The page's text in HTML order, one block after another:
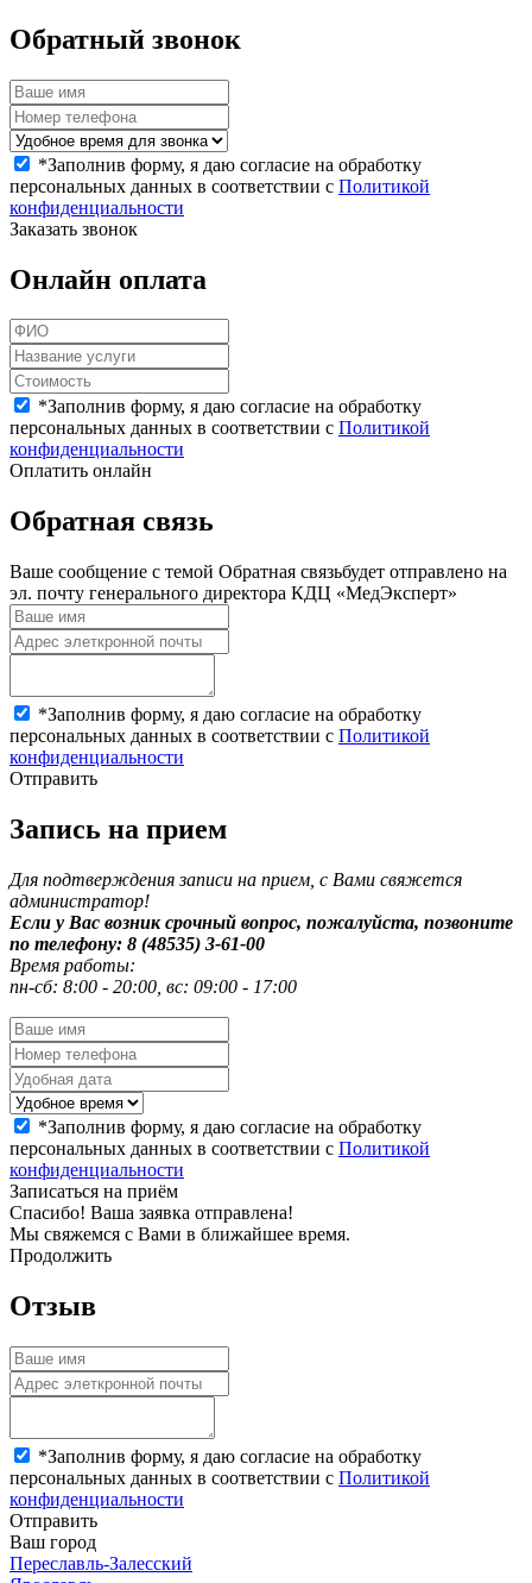
Обратный звонок
*Заполнив форму, я даю согласие на обработку
персональных данных в соответствии с Политикой
конфиденциальности
Заказать звонок
Онлайн оплата
*Заполнив форму, я даю согласие на обработку
персональных данных в соответствии с Политикой
конфиденциальности
Оплатить онлайн
Обратная связь
Ваше сообщение с темой Обратная связьбудет отправлено на
эл. почту генерального директора КДЦ «МедЭксперт»
*Заполнив форму, я даю согласие на обработку
персональных данных в соответствии с Политикой
конфиденциальности
Отправить
Запись на прием
Для подтверждения записи на прием, с Вами свяжется
администратор!
Если у Вас возник срочный вопрос, пожалуйста, позвоните
по телефону: 8 (48535) 3-61-00
Время работы:
пн-сб: 8:00 - 20:00, вс: 09:00 - 17:00
*Заполнив форму, я даю согласие на обработку
персональных данных в соответствии с Политикой
конфиденциальности
Записаться на приём
Спасибо! Ваша заявка отправлена!
Мы свяжемся с Вами в ближайшее время.
Продолжить
Отзыв
*Заполнив форму, я даю согласие на обработку
персональных данных в соответствии с Политикой
конфиденциальности
Отправить
Ваш город
Переславль-Залесский